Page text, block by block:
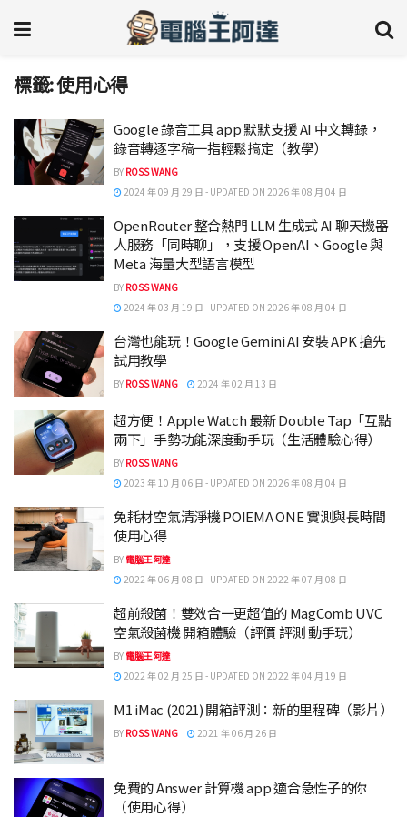
標籤:使用心得
Google 錄音工具 app 默默支援 AI 中文轉錄，
錄音轉逐字稿一指輕鬆搞定（教學）
BY ROSS WANG
2024 年 09 月 29 日 - UPDATED ON 2026 年 08 月 04 日
OpenRouter 整合熱門 LLM 生成式 AI 聊天機器
人服務「同時聊」，支援 OpenAI、Google 與
Meta 海量大型語言模型
BY ROSS WANG
2024 年 03 月 19 日 - UPDATED ON 2026 年 08 月 04 日
台灣也能玩！Google Gemini AI 安裝 APK 搶先
試用教學
BY ROSS WANG 2024 年 02 月 13 日
超方便！Apple Watch 最新 Double Tap「互點
兩下」手勢功能深度動手玩（生活體驗心得）
BY ROSS WANG
2023 年 10 月 06 日 - UPDATED ON 2026 年 08 月 04 日
免耗材空氣清淨機 POIEMA ONE 實測與長時間
使用心得
BY 電腦王阿達
2022 年 06 月 08 日 - UPDATED ON 2022 年 07 月 08 日
超前殺菌！雙效合一更超值的 MagComb UVC
空氣殺菌機 開箱體驗（評價 評測 動手玩）
BY 電腦王阿達
2022 年 02 月 25 日 - UPDATED ON 2022 年 04 月 19 日
M1 iMac (2021) 開箱評測：新的里程碑（影片）
BY ROSS WANG 2021 年 06 月 26 日
免費的 Answer 計算機 app 適合急性子的你
（使用心得）